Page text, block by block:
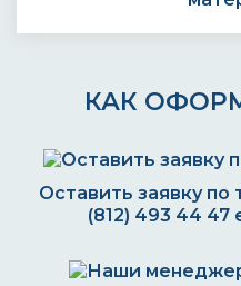
КАК
Оставить заявку
(812) 493 44 47